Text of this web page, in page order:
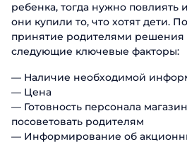
ребенка, тогда нужно повлиять
они купили то, что хотят дети.
принятие родителями решения
следующие ключевые факторы:
— Наличие необходимой
— Цена
— Готовность персонала
посоветовать родителям
— Информирование об